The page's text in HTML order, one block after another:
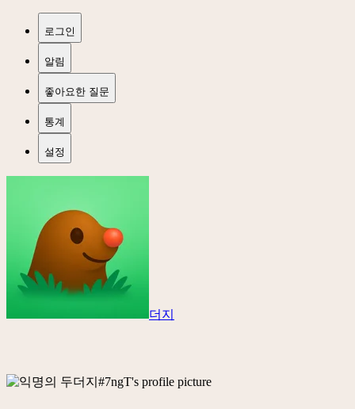
로그인
알림
좋아요한 질문
통계
설정
더지